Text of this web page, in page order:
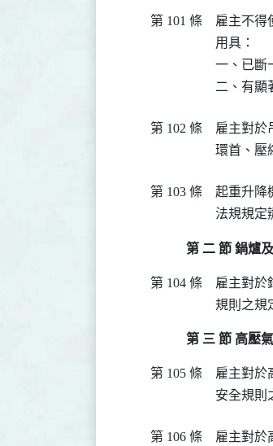
第 101 條
雇主不得
用具：
一、已斷
二、有顯
第 102 條
雇主對於
環首、壓
第 103 條
起重升降
法規規定
第 二 節 鍋爐
第 104 條
雇主對於
規則之規
第 三 節 高壓
第 105 條
雇主對於
安全規則
第 106 條
雇主對於